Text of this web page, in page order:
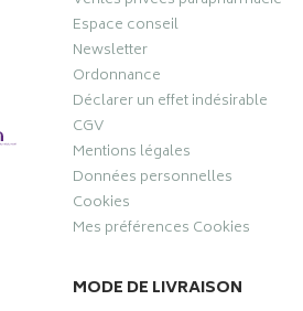
Espace conseil
Newsletter
Ordonnance
Déclarer un effet indésirable
CGV
Mentions légales
Données personnelles
Cookies
Mes préférences Cookies
MODE DE LIVRAISON